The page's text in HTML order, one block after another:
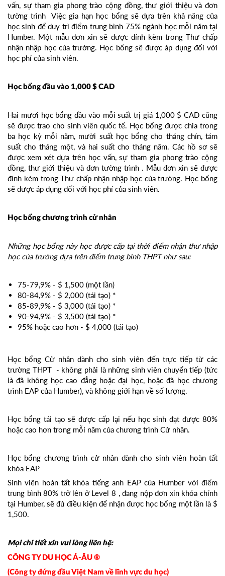
vấn, sự tham gia phong trào cộng đồng, thư giới thiệu và đơn
tường trình Việc gia hạn học bổng sẽ dựa trên khả năng của
học sinh để duy trì điểm trung bình 75% ngành học mỗi năm tại
Humber. Một mẫu đơn xin sẽ được đính kèm trong Thư chấp
nhận nhập học của trường. Học bổng sẽ được áp dụng đối với
học phí của sinh viên.
Học bổng đầu vào 1,000 $ CAD
Hai mươi học bổng đầu vào mỗi suất trị giá 1,000 $ CAD cũng
sẽ được trao cho sinh viên quốc tế. Học bổng được chia trong
ba học kỳ mỗi năm, mười suất học bổng cho tháng chín, tám
suất cho tháng một, và hai suất cho tháng năm. Các hồ sơ sẽ
được xem xét dựa trên học vấn, sự tham gia phong trào cộng
đồng, thư giới thiệu và đơn tường trình . Mẫu đơn xin sẽ được
đính kèm trong Thư chấp nhận nhập học của trường. Học bổng
sẽ được áp dụng đối với học phí của sinh viên.
Học bổng chương trình cử nhân
Những học bổng này học được cấp tại thời điểm nhận thư nhập
học của trường dựa trên điểm trung bình THPT như sau:
75-79,9% - $ 1,500 (một lần)
80-84,9% - $ 2,000 (tái tạo) *
85-89,9% - $ 3,000 (tái tạo) *
90-94,9% - $ 3,500 (tái tạo) *
95% hoặc cao hơn - $ 4,000 (tái tạo)
Học bổng Cử nhân dành cho sinh viên đến trực tiếp từ các
trường THPT - không phải là những sinh viên chuyển tiếp (tức
là đã không học cao đẳng hoặc đại học, hoặc đã học chương
trình EAP của Humber), và không giới hạn về số lượng.
Học bổng tái tạo sẽ được cấp lại nếu học sinh đạt được 80%
hoặc cao hơn trong mỗi năm của chương trình Cử nhân.
Học bổng chương trình cử nhân dành cho sinh viên hoàn tất
khóa EAP
Sinh viên hoàn tất khóa tiếng anh EAP của Humber với điểm
trung bình 80% trở lên ở Level 8 , đang nộp đơn xin khóa chính
tại Humber, sẽ đủ điều kiện để nhận được học bổng một lần là $
1,500.
Mọi chi tiết xin vui lòng liên hệ:
CÔNG TY DU HỌC Á-ÂU ®
(Công ty đứng đầu Việt Nam về lĩnh vực du học)